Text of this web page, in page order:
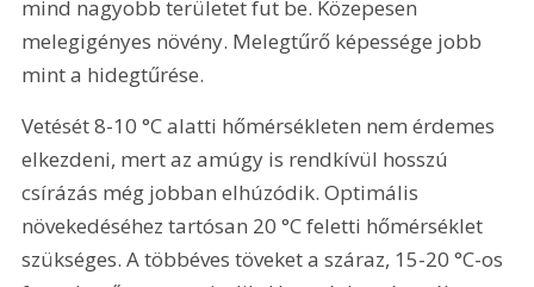
mind nagyobb területet fut be. Közepesen
melegigényes növény. Melegtűrő képessége jobb
mint a hidegtűrése.
Vetését 8-10 °C alatti hőmérsékleten nem érdemes
elkezdeni, mert az amúgy is rendkívül hosszú
csírázás még jobban elhúzódik. Optimális
növekedéséhez tartósan 20 °C feletti hőmérséklet
szükséges. A többéves töveket a száraz, 15-20 °C-os